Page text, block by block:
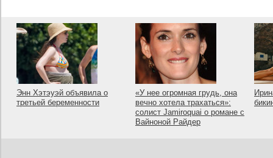
Энн Хэтэуэй объявила о
третьей беременности
«У нее огромная грудь, она
вечно хотела трахаться»:
солист Jamiroquai о романе с
Вайноной Райдер